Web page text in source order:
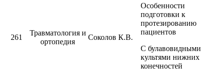
261
Травматология и
ортопедия
Соколов К.В.
Особенности
подготовки к
протезированию
пациентов
С булавовидными
культями нижних
конечностей